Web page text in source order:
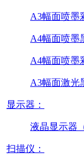
A3幅面喷墨
A4幅面喷墨
A4幅面喷墨
A3幅面激光
显示器：
液晶显示器
扫描仪：